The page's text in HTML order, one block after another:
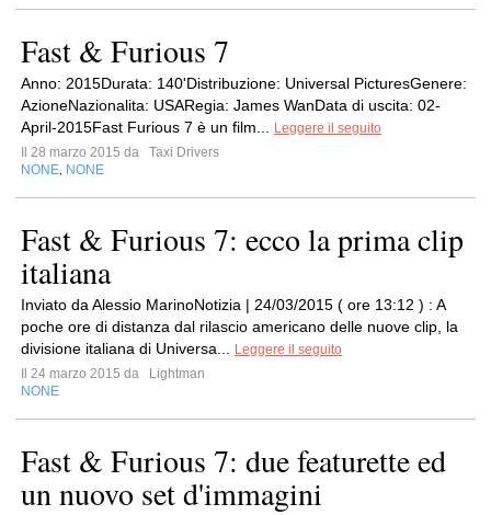
Fast & Furious 7
Anno: 2015Durata: 140'Distribuzione: Universal PicturesGenere:
AzioneNazionalita: USARegia: James WanData di uscita: 02-
April-2015Fast Furious 7 è un film...
Leggere il seguito
Il 28 marzo 2015 da
Taxi Drivers
NONE NONE
Fast & Furious 7: ecco la prima clip
italiana
Inviato da Alessio MarinoNotizia | 24/03/2015 ( ore 13:12 ) : A
poche ore di distanza dal rilascio americano delle nuove clip, la
divisione italiana di Universa...
Leggere il seguito
Il 24 marzo 2015 da
Lightman
NONE
Fast & Furious 7: due featurette ed
un nuovo set d'immagini